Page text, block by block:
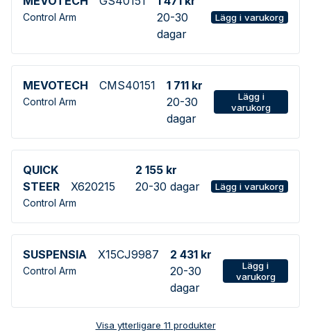
Control Arm
20-30
dagar
Lägg i varukorg
MEVOTECH CMS40151
Control Arm
1 711 kr
20-30
dagar
Lägg i
varukorg
QUICK
STEER
X620215
Control Arm
2 155 kr
20-30 dagar
Lägg i varukorg
SUSPENSIA X15CJ9987
Control Arm
2 431 kr
20-30
dagar
Lägg i
varukorg
Visa ytterligare 11 produkter